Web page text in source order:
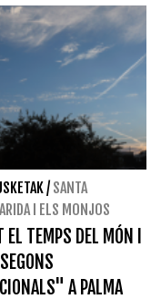
/ SANTA
I ELS MONJOS
TEMPS DEL MÓN I
A PALMA